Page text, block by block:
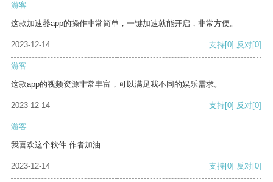
游客
这款加速器app的操作非常简单，一键加速就能开启，非常方便。
2023-12-14 支持[0] 反对[0]
游客
这款app的视频资源非常丰富，可以满足我不同的娱乐需求。
2023-12-14 支持[0] 反对[0]
游客
我喜欢这个软件 作者加油
2023-12-14 支持[0] 反对[0]